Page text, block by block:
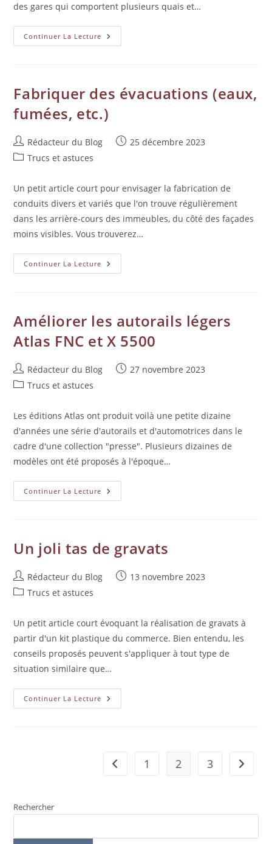
des gares qui comportent plusieurs quais et…
Continuer La Lecture
Fabriquer des évacuations (eaux,
fumées, etc.)
Rédacteur du Blog
25 décembre 2023
Trucs et astuces
Un petit article court pour envisager la fabrication de
conduits divers et variés que l'on trouve régulièrement
dans les arrière-cours des immeubles, du côté des façades
moins visibles. Vous trouverez…
Continuer La Lecture
Améliorer les autorails légers
Atlas FNC et X 5500
Rédacteur du Blog
27 novembre 2023
Trucs et astuces
Les éditions Atlas ont produit voilà une petite dizaine
d'années une série d'autorails et d'automotrices dans le
cadre d'une collection "presse". Plusieurs dizaines de
modèles ont été proposés à l'époque…
Continuer La Lecture
Un joli tas de gravats
Rédacteur du Blog
13 novembre 2023
Trucs et astuces
Un petit article court évoquant la réalisation de gravats à
partir d'un kit plastique du commerce. Bien entendu, les
conseils proposés peuvent s'appliquer à tout type de
situation similaire que…
Continuer La Lecture
1 2 3
Rechercher